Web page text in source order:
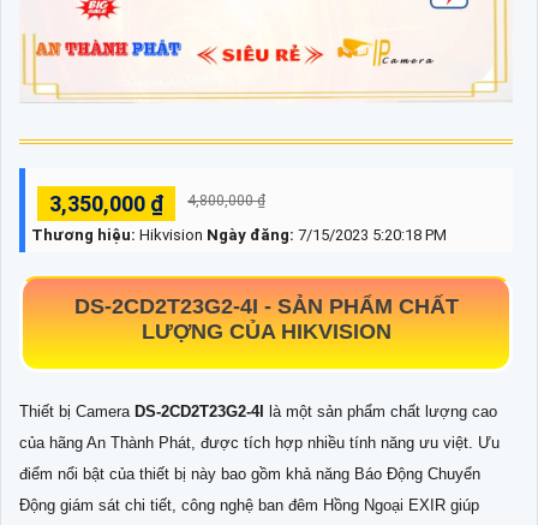
3,350,000 ₫ 4,800,000 ₫
Thương hiệu: Hikvision Ngày đăng: 7/15/2023 5:20:18 PM
DS-2CD2T23G2-4I -SẢN PHẨM CHẤT
LƯỢNG CỦA HIKVISION
Thiết bị Camera DS-2CD2T23G2-4I là một sản phẩm chất lượng cao
của hãng An Thành Phát, được tích hợp nhiều tính năng ưu việt. Ưu
điểm nổi bật của thiết bị này bao gồm khả năng Báo Động Chuyển
Động giám sát chi tiết, công nghệ ban đêm Hồng Ngoại EXIR giúp